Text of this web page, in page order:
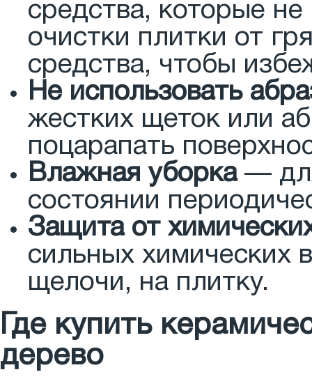
средства, которые
очистки плитки от
средства, чтобы
Не использовать
жестких щеток или
поцарапать
Влажная уборка—
состоянии
Защита от
сильных химических
щелочи, на плитку.
Где купить
дерево